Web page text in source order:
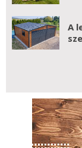
A